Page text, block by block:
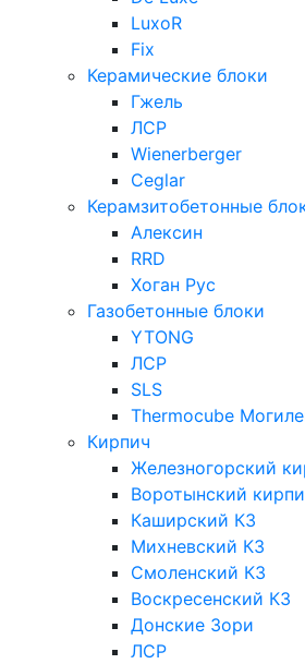
LuxoR
Fix
Керамические блоки
Гжель
ЛСР
Wienerberger
Ceglar
Керамзитобетонные
Алексин
RRD
Хоган Рус
Газобетонные блоки
YTONG
ЛСР
SLS
Thermocube
Кирпич
Железногорский
Воротынский
Каширский КЗ
Михневский КЗ
Смоленский КЗ
Воскресенский КЗ
Донские Зори
ЛСР